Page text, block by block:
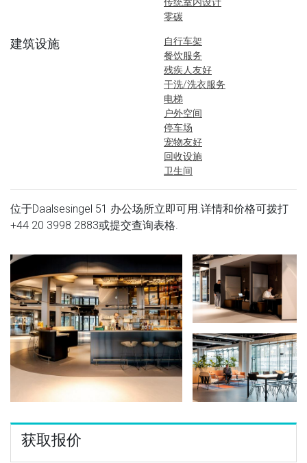
零碳
建筑设施
自行车架
餐饮服务
残疾人友好
干洗/洗衣服务
电梯
户外空间
停车场
宠物友好
回收设施
卫生间
位于Daalsesingel 51 办公场所立即可用.详情和价格可拨打
+44 20 3998 2883或提交查询表格.
获取报价